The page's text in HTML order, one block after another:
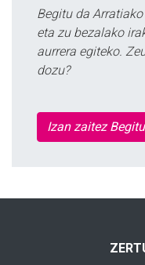
Begitu da
eta zu bezalako
aurrera egiteko.
dozu?
Izan zaitez